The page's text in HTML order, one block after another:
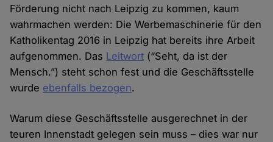
Förderung nicht nach Leipzig zu kommen, kaum
wahr­machen werden: Die Werbe­maschinerie für den
Katholiken­tag 2016 in Leipzig hat bereits ihre Arbeit
aufge­nommen. Das Leitwort (“Seht, da ist der
Mensch.”) steht schon fest und die Geschäfts­stelle
wurde eben­falls bezogen.
Warum diese Geschäfts­stelle ausge­rechnet in der
teuren Innen­stadt ge­legen sein muss – dies war nur